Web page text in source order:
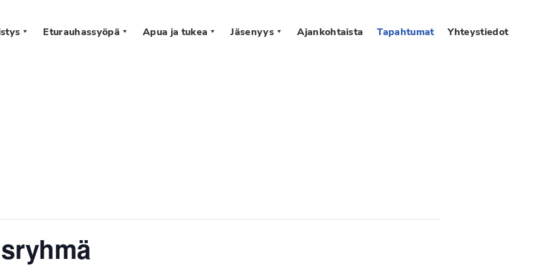
Eturauhassyöpä Apua ja tukea Jäsenyys Ajankohtaista Tapahtumat Yhteystiedot